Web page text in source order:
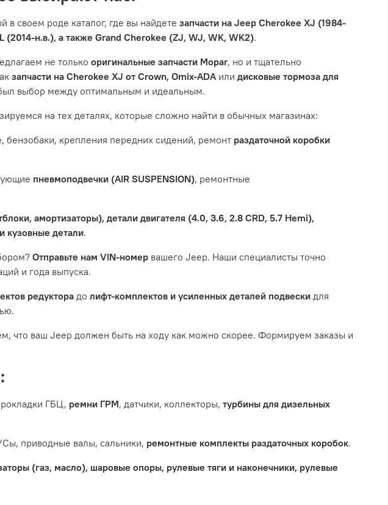
в своем роде каталог, где вы найдетезапчасти на Jeep Cherokee XJ (1984-
н.в.), а также Grand Cherokee (ZJ, WJ, WK, WK2).
не толькооригинальные запчасти Mopar, но и тщательно
запчасти на Cherokee XJ от Crown, Omix-ADAилидисковые тормоза для
выбор между оптимальным и идеальным.
на тех деталях, которые сложно найти в обычных магазинах:
бензобаки, крепления передних сидений, ремонт раздаточной коробки
пневмоподвечки (AIR SUSPENSION), ремонтные
амортизаторы), детали двигателя (4.0, 3.6, 2.8 CRD, 5.7 Hemi),
кузовные детали.
Отправьте нам VIN-номер вашего Jeep. Наши специалисты точно
и года выпуска.
редуктора долифт-комплектов и усиленных деталей подвески для
что ваш Jeep должен быть на ходу как можно скорее. Формируем заказы и
ГБЦ, ремни ГРМ, датчики, коллекторы,турбины для дизельных
приводные валы, сальники, ремонтные комплекты раздаточных коробок.
(газ, масло), шаровые опоры, рулевые тяги и наконечники, рулевые